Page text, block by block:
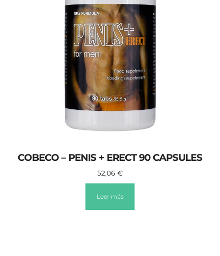
COBECO – PENIS + ERECT 90 CAPSULES
52,06 €
Leer más